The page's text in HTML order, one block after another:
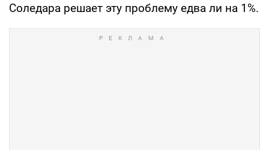
Соледара решает эту проблему едва ли на 1%.